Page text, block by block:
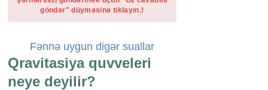
göndər" düyməsinə tiklayın.!
Fənnə uygun digər suallar
Qravitasiya quvveleri
neye deyilir?